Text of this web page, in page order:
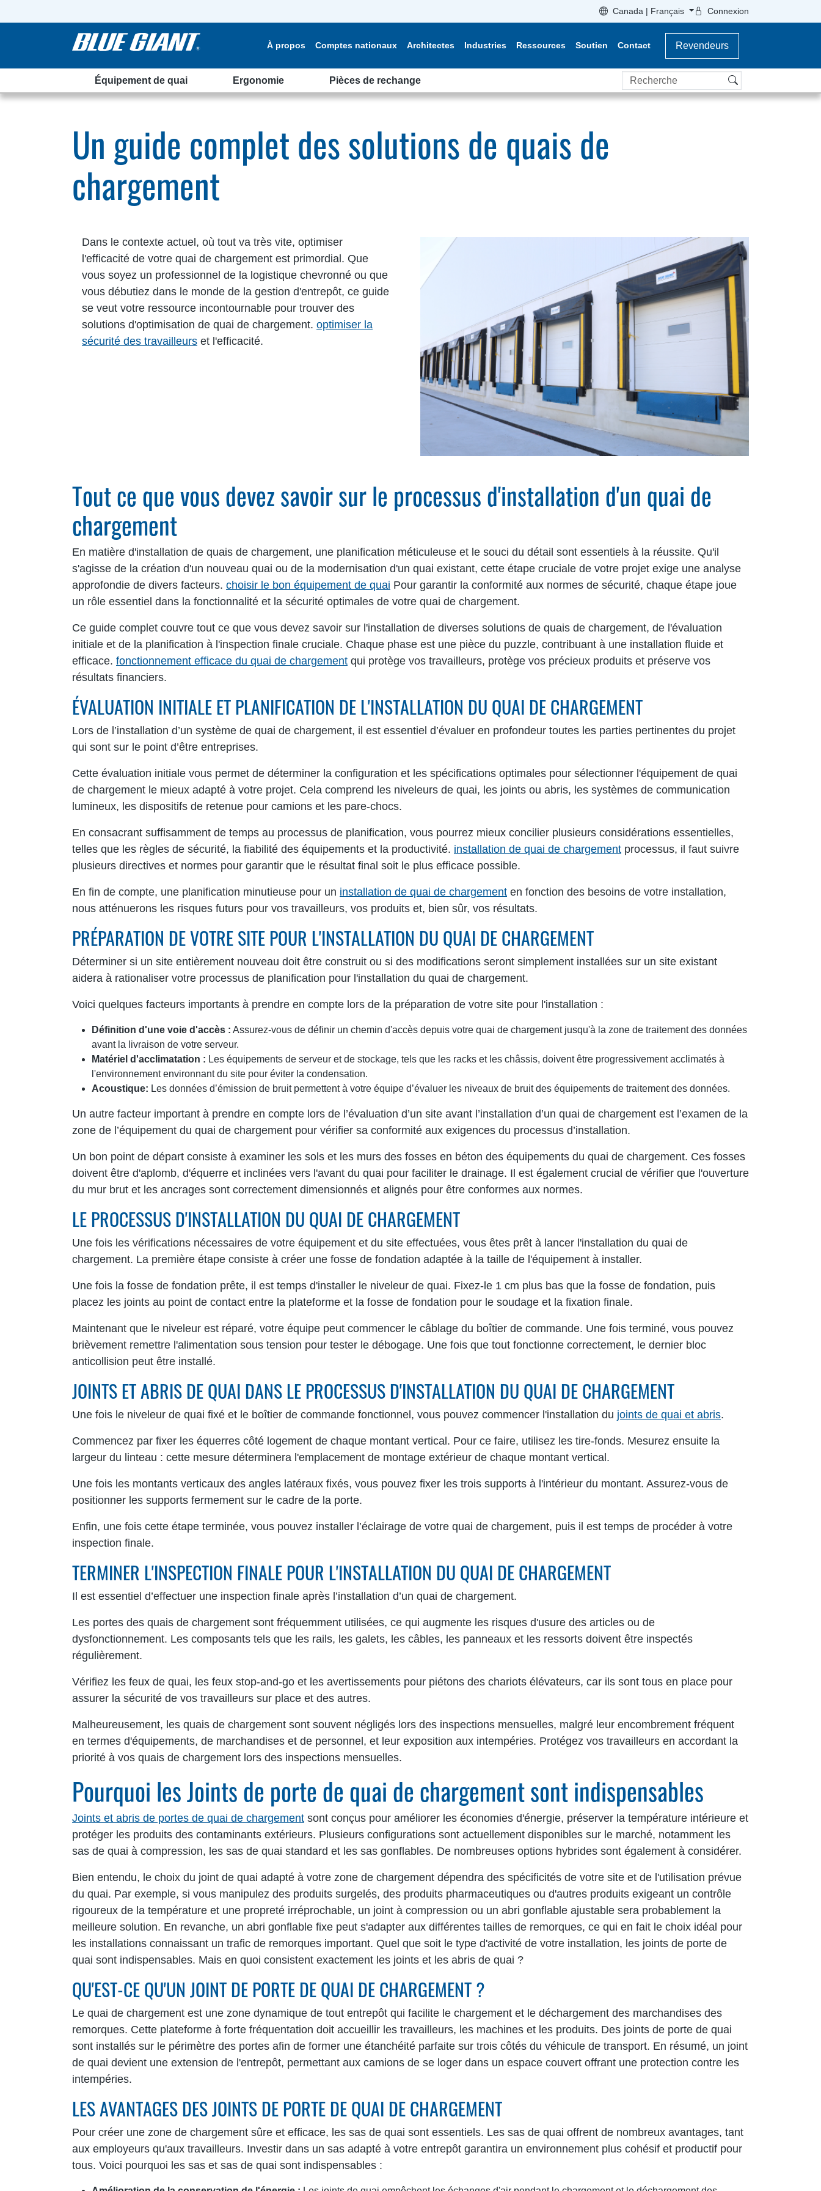
Canada | Français Connexion
À propos Comptes nationaux Architectes Industries Ressources Soutien Contact Revendeurs
Équipement de quai Ergonomie Pièces de rechange
Recherche
Un guide complet des solutions de quais de
chargement
Dans le contexte actuel, où tout va très vite, optimiser
l'efficacité de votre quai de chargement est primordial. Que
vous soyez un professionnel de la logistique chevronné ou que
vous débutiez dans le monde de la gestion d'entrepôt, ce guide
se veut votre ressource incontournable pour trouver des
solutions d'optimisation de quai de chargement. optimiser la
sécurité des travailleurs et l'efficacité.
Tout ce que vous devez savoir sur le processus d'installation d'un quai de
chargement
En matière d'installation de quais de chargement, une planification méticuleuse et le souci du détail sont essentiels à la réussite. Qu'il
s'agisse de la création d'un nouveau quai ou de la modernisation d'un quai existant, cette étape cruciale de votre projet exige une analyse
approfondie de divers facteurs. choisir le bon équipement de quai Pour garantir la conformité aux normes de sécurité, chaque étape joue
un rôle essentiel dans la fonctionnalité et la sécurité optimales de votre quai de chargement.
Ce guide complet couvre tout ce que vous devez savoir sur l'installation de diverses solutions de quais de chargement, de l'évaluation
initiale et de la planification à l'inspection finale cruciale. Chaque phase est une pièce du puzzle, contribuant à une installation fluide et
efficace. fonctionnement efficace du quai de chargement qui protège vos travailleurs, protège vos précieux produits et préserve vos
résultats financiers.
ÉVALUATION INITIALE ET PLANIFICATION DE L'INSTALLATION DU QUAI DE CHARGEMENT
Lors de l’installation d’un système de quai de chargement, il est essentiel d’évaluer en profondeur toutes les parties pertinentes du projet
qui sont sur le point d’être entreprises.
Cette évaluation initiale vous permet de déterminer la configuration et les spécifications optimales pour sélectionner l'équipement de quai
de chargement le mieux adapté à votre projet. Cela comprend les niveleurs de quai, les joints ou abris, les systèmes de communication
lumineux, les dispositifs de retenue pour camions et les pare-chocs.
En consacrant suffisamment de temps au processus de planification, vous pourrez mieux concilier plusieurs considérations essentielles,
telles que les règles de sécurité, la fiabilité des équipements et la productivité. installation de quai de chargement processus, il faut suivre
plusieurs directives et normes pour garantir que le résultat final soit le plus efficace possible.
En fin de compte, une planification minutieuse pour un installation de quai de chargement en fonction des besoins de votre installation,
nous atténuerons les risques futurs pour vos travailleurs, vos produits et, bien sûr, vos résultats.
PRÉPARATION DE VOTRE SITE POUR L'INSTALLATION DU QUAI DE CHARGEMENT
Déterminer si un site entièrement nouveau doit être construit ou si des modifications seront simplement installées sur un site existant
aidera à rationaliser votre processus de planification pour l'installation du quai de chargement.
Voici quelques facteurs importants à prendre en compte lors de la préparation de votre site pour l'installation :
Définition d'une voie d'accès : Assurez-vous de définir un chemin d'accès depuis votre quai de chargement jusqu'à la zone de traitement des données
avant la livraison de votre serveur.
Matériel d'acclimatation : Les équipements de serveur et de stockage, tels que les racks et les châssis, doivent être progressivement acclimatés à
l'environnement environnant du site pour éviter la condensation.
Acoustique: Les données d’émission de bruit permettent à votre équipe d’évaluer les niveaux de bruit des équipements de traitement des données.
Un autre facteur important à prendre en compte lors de l’évaluation d’un site avant l’installation d’un quai de chargement est l’examen de la
zone de l’équipement du quai de chargement pour vérifier sa conformité aux exigences du processus d’installation.
Un bon point de départ consiste à examiner les sols et les murs des fosses en béton des équipements du quai de chargement. Ces fosses
doivent être d'aplomb, d'équerre et inclinées vers l'avant du quai pour faciliter le drainage. Il est également crucial de vérifier que l'ouverture
du mur brut et les ancrages sont correctement dimensionnés et alignés pour être conformes aux normes.
LE PROCESSUS D'INSTALLATION DU QUAI DE CHARGEMENT
Une fois les vérifications nécessaires de votre équipement et du site effectuées, vous êtes prêt à lancer l'installation du quai de
chargement. La première étape consiste à créer une fosse de fondation adaptée à la taille de l'équipement à installer.
Une fois la fosse de fondation prête, il est temps d'installer le niveleur de quai. Fixez-le 1 cm plus bas que la fosse de fondation, puis
placez les joints au point de contact entre la plateforme et la fosse de fondation pour le soudage et la fixation finale.
Maintenant que le niveleur est réparé, votre équipe peut commencer le câblage du boîtier de commande. Une fois terminé, vous pouvez
brièvement remettre l'alimentation sous tension pour tester le débogage. Une fois que tout fonctionne correctement, le dernier bloc
anticollision peut être installé.
JOINTS ET ABRIS DE QUAI DANS LE PROCESSUS D'INSTALLATION DU QUAI DE CHARGEMENT
Une fois le niveleur de quai fixé et le boîtier de commande fonctionnel, vous pouvez commencer l'installation du joints de quai et abris.
Commencez par fixer les équerres côté logement de chaque montant vertical. Pour ce faire, utilisez les tire-fonds. Mesurez ensuite la
largeur du linteau : cette mesure déterminera l'emplacement de montage extérieur de chaque montant vertical.
Une fois les montants verticaux des angles latéraux fixés, vous pouvez fixer les trois supports à l'intérieur du montant. Assurez-vous de
positionner les supports fermement sur le cadre de la porte.
Enfin, une fois cette étape terminée, vous pouvez installer l’éclairage de votre quai de chargement, puis il est temps de procéder à votre
inspection finale.
TERMINER L'INSPECTION FINALE POUR L'INSTALLATION DU QUAI DE CHARGEMENT
Il est essentiel d’effectuer une inspection finale après l’installation d’un quai de chargement.
Les portes des quais de chargement sont fréquemment utilisées, ce qui augmente les risques d'usure des articles ou de
dysfonctionnement. Les composants tels que les rails, les galets, les câbles, les panneaux et les ressorts doivent être inspectés
régulièrement.
Vérifiez les feux de quai, les feux stop-and-go et les avertissements pour piétons des chariots élévateurs, car ils sont tous en place pour
assurer la sécurité de vos travailleurs sur place et des autres.
Malheureusement, les quais de chargement sont souvent négligés lors des inspections mensuelles, malgré leur encombrement fréquent
en termes d'équipements, de marchandises et de personnel, et leur exposition aux intempéries. Protégez vos travailleurs en accordant la
priorité à vos quais de chargement lors des inspections mensuelles.
Pourquoi les Joints de porte de quai de chargement sont indispensables
Joints et abris de portes de quai de chargement sont conçus pour améliorer les économies d'énergie, préserver la température intérieure et
protéger les produits des contaminants extérieurs. Plusieurs configurations sont actuellement disponibles sur le marché, notamment les
sas de quai à compression, les sas de quai standard et les sas gonflables. De nombreuses options hybrides sont également à considérer.
Bien entendu, le choix du joint de quai adapté à votre zone de chargement dépendra des spécificités de votre site et de l'utilisation prévue
du quai. Par exemple, si vous manipulez des produits surgelés, des produits pharmaceutiques ou d'autres produits exigeant un contrôle
rigoureux de la température et une propreté irréprochable, un joint à compression ou un abri gonflable ajustable sera probablement la
meilleure solution. En revanche, un abri gonflable fixe peut s'adapter aux différentes tailles de remorques, ce qui en fait le choix idéal pour
les installations connaissant un trafic de remorques important. Quel que soit le type d'activité de votre installation, les joints de porte de
quai sont indispensables. Mais en quoi consistent exactement les joints et les abris de quai ?
QU'EST-CE QU'UN JOINT DE PORTE DE QUAI DE CHARGEMENT ?
Le quai de chargement est une zone dynamique de tout entrepôt qui facilite le chargement et le déchargement des marchandises des
remorques. Cette plateforme à forte fréquentation doit accueillir les travailleurs, les machines et les produits. Des joints de porte de quai
sont installés sur le périmètre des portes afin de former une étanchéité parfaite sur trois côtés du véhicule de transport. En résumé, un joint
de quai devient une extension de l'entrepôt, permettant aux camions de se loger dans un espace couvert offrant une protection contre les
intempéries.
LES AVANTAGES DES JOINTS DE PORTE DE QUAI DE CHARGEMENT
Pour créer une zone de chargement sûre et efficace, les sas de quai sont essentiels. Les sas de quai offrent de nombreux avantages, tant
aux employeurs qu'aux travailleurs. Investir dans un sas adapté à votre entrepôt garantira un environnement plus cohésif et productif pour
tous. Voici pourquoi les sas et sas de quai sont indispensables :